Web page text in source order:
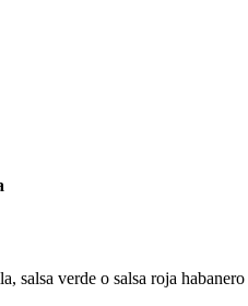
salsa verde o salsa roja habanero